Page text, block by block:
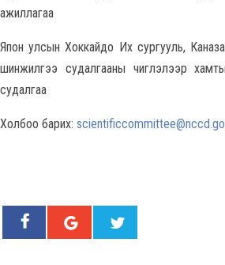
ажиллагаа
Япон улсын Хоккайдо Их сургууль,
шинжилгээ судалгааны чиглэлээр
судалгаа
Холбоо барих: